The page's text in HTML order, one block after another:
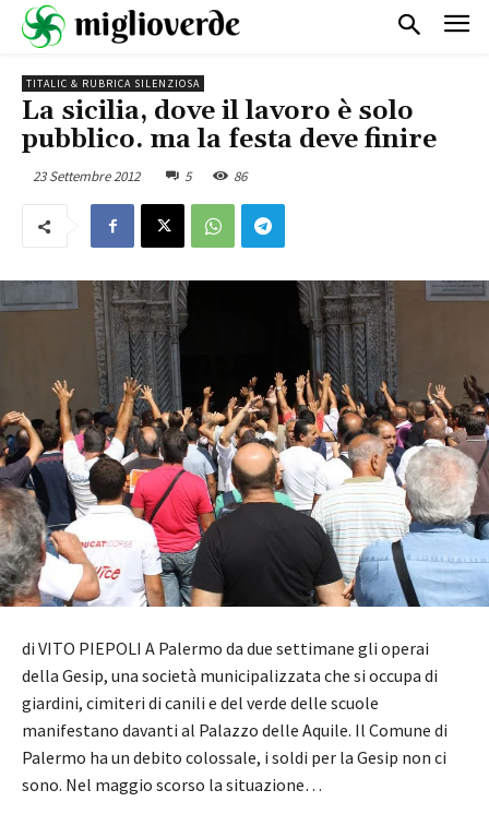
TITALIC & RUBRICA SILENZIOSA
La sicilia, dove il lavoro è solo
pubblico. ma la festa deve finire
23 Settembre 2012 5 86
di VITO PIEPOLI A Palermo da due settimane gli operai
della Gesip, una società municipalizzata che si occupa di
giardini, cimiteri di canili e del verde delle scuole
manifestano davanti al Palazzo delle Aquile. Il Comune di
Palermo ha un debito colossale, i soldi per la Gesip non ci
sono. Nel maggio scorso la situazione…